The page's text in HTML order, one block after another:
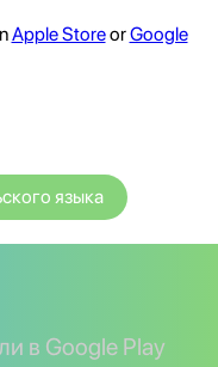
Apple StoreorGoogle
языка
в Google Play